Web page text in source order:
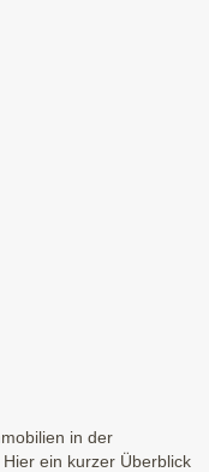
in der
ein kurzer Überblick